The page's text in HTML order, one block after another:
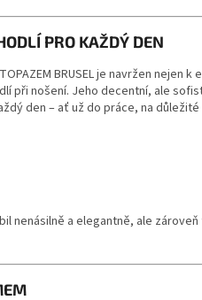
PRO KAŽDÝ DEN
BRUSELje navržen nejen k
při nošení. Jeho decentní, ale
den – ať už do práce, na
nenásilně a elegantně, ale